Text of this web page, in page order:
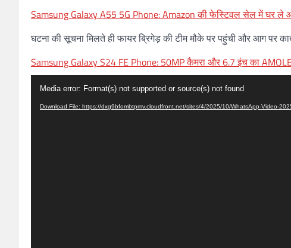
Samsung Galaxy A55 5G Phone: Amazon की फेस्टिवल सेल में घर
घटना की सूचना मिलते ही फायर ब्रिगेड़ की टीम मौके पर पहुंची और आग पर काबू
Samsung Galaxy S24 FE Phone: 50MP कैमरा और 6.7 इंच का
VideoMedia error: Format(s) not supported or source(s) not found
Download File: https://dxg9bfombtpmv.cloudfront.net/sites/4/2025/10/WhatsApp-Video-